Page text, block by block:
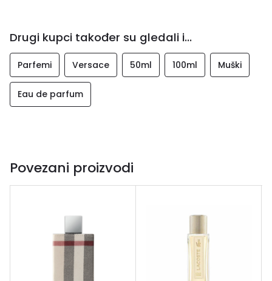
Drugi kupci također su gledali i...
Parfemi Versace 50ml 100ml Muški
Eau de parfum
Povezani proizvodi